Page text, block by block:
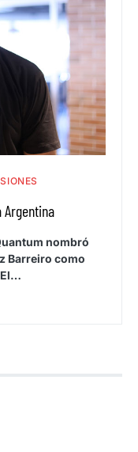
Argentina
nombró
Barreiro como
El…